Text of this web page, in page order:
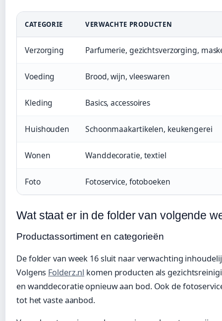
CATEGORIE VERWACHTE PRODUCTEN
Verzorging Parfumerie, gezichtsverzorging,
Voeding Brood, wijn, vleeswaren
Kleding Basics, accessoires
Huishouden Schoonmaakartikelen, keukengerei
Wonen Wanddecoratie, textiel
Foto Fotoservice, fotoboeken
Wat staat er in de folder van volgende
Productassortiment en categorieën
De folder van week 16 sluit naar verwachting
Volgens Folderz.nl komen producten als
en wanddecoratie opnieuw aan bod. Ook de
tot het vaste aanbod.